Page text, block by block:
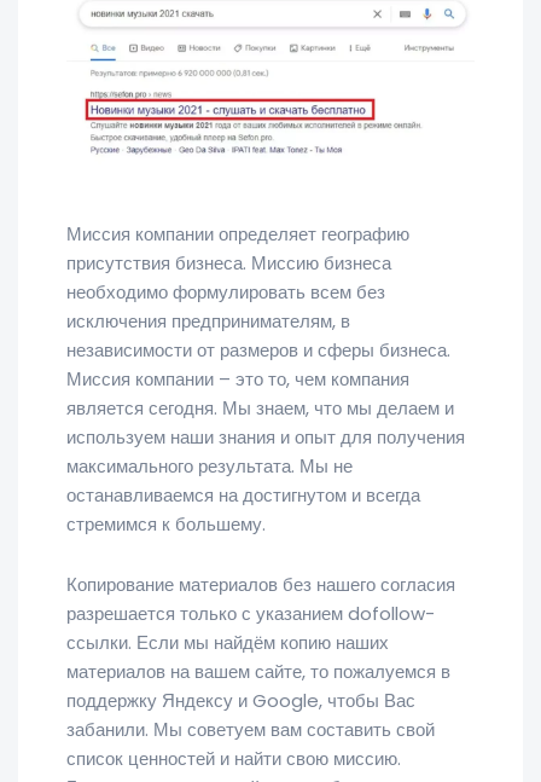
Миссия компании определяет географию
присутствия бизнеса. Миссию бизнеса
необходимо формулировать всем без
исключения предпринимателям, в
независимости от размеров и сферы бизнеса.
Миссия компании – это то, чем компания
является сегодня. Мы знаем, что мы делаем и
используем наши знания и опыт для получения
максимального результата. Мы не
останавливаемся на достигнутом и всегда
стремимся к большему.
Копирование материалов без нашего согласия
разрешается только с указанием dofollow-
ссылки. Если мы найдём копию наших
материалов на вашем сайте, то пожалуемся в
поддержку Яндексу и Google, чтобы Вас
забанили. Мы советуем вам составить свой
список ценностей и найти свою миссию.